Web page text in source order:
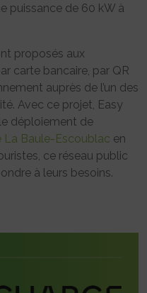
puissance de 60 kW à
proposés aux
carte bancaire, par QR
auprès de l’un des
Avec ce projet, Easy
déploiement de
La Baule-Escoublac en
ce réseau public
à leurs besoins.